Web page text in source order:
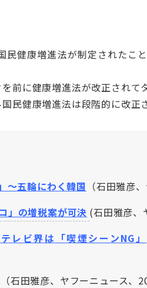
健康増進法が制定されたこ
前に健康増進法が改正されて
民健康増進法は段階的に改正
〜五輪にわく韓国 （石田雅彦
」の増税案が可決 (石田雅彦、
レビ界は「喫煙シーンNG」
（石田雅彦、ヤフーニュース、